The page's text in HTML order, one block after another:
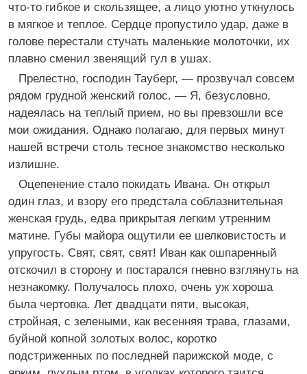
что-то гибкое и скользящее, а лицо уютно уткнулось
в мягкое и теплое. Сердце пропустило удар, даже в
голове перестали стучать маленькие молоточки, их
плавно сменил звенящий гул в ушах.
Прелестно, господин Тауберг, — прозвучал совсем
рядом грудной женский голос. — Я, безусловно,
надеялась на теплый прием, но вы превзошли все
мои ожидания. Однако полагаю, для первых минут
нашей встречи столь тесное знакомство несколько
излишне.
Оцепенение стало покидать Ивана. Он открыл
один глаз, и взору его предстала соблазнительная
женская грудь, едва прикрытая легким утренним
матине. Губы майора ощутили ее шелковистость и
упругость. Свят, свят, свят! Иван как ошпаренный
отскочил в сторону и постарался гневно взглянуть на
незнакомку. Получалось плохо, очень уж хороша
была чертовка. Лет двадцати пяти, высокая,
стройная, с зелеными, как весенняя трава, глазами,
буйной копной золотых волос, коротко
подстриженных по последней парижской моде, с